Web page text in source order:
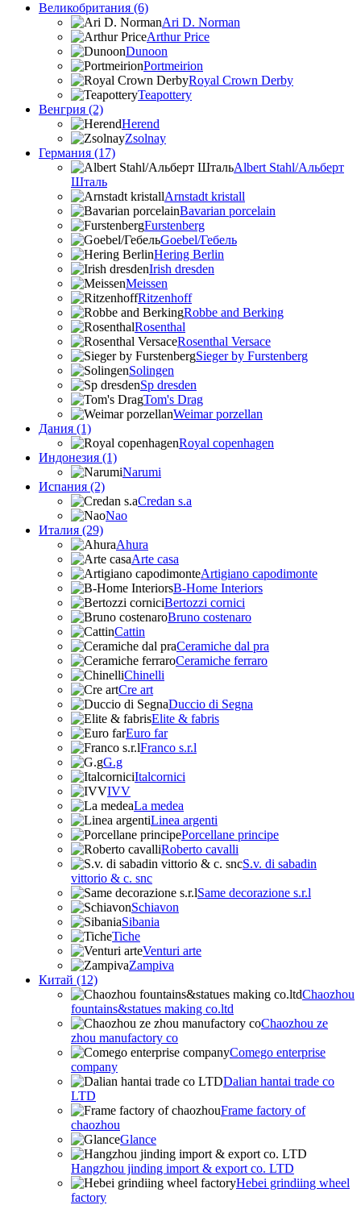
Великобритания (6)
Ari D. Norman
Arthur Price
Dunoon
Portmeirion
Royal Crown Derby
Teapottery
Венгрия (2)
Herend
Zsolnay
Германия (17)
Albert Stahl/Альбеpт
Шталь
Arnstadt kristall
Bavarian porcelain
Furstenberg
Goebel/Гебель
Hering Berlin
Irish dresden
Meissen
Ritzenhoff
Robbe and Berking
Rosenthal
Rosenthal Versace
Sieger by Furstenberg
Solingen
Sp dresden
Tom's Drag
Weimar porzellan
Дания (1)
Royal copenhagen
Индонезия (1)
Narumi
Испания (2)
Credan s.a
Nao
Италия (29)
Ahura
Arte casa
Artigiano capodimonte
B-Home Interiors
Bertozzi cornici
Bruno costenaro
Cattin
Ceramiche dal pra
Ceramiche ferraro
Chinelli
Cre art
Duccio di Segna
Elite & fabris
Euro far
Franco s.r.l
G.g
Italcornici
IVV
La medea
Linea argenti
Porcellane principe
Roberto cavalli
S.v. di sabadin
vittorio & c. snc
Same decorazione s.r.l
Schiavon
Sibania
Tiche
Venturi arte
Zampiva
Китай (12)
Chaozhou
fountains&statues making co.ltd
Chaozhou ze
zhou manufactory co
Comego enterprise
company
Dalian hantai trade co
LTD
Frame factory of
chaozhou
Glance
Hangzhou jinding import & export co. LTD
Hebei grindiing wheel
factory